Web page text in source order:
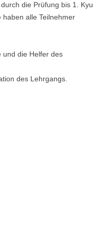
die Prüfung bis 1. Kyu
alle Teilnehmer
und die Helfer des
des Lehrgangs.